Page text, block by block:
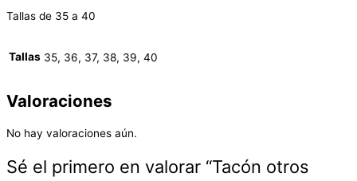
Tallas de 35 a 40
Tallas 35, 36, 37, 38, 39, 40
Valoraciones
No hay valoraciones aún.
Sé el primero en valorar “Tacón otros